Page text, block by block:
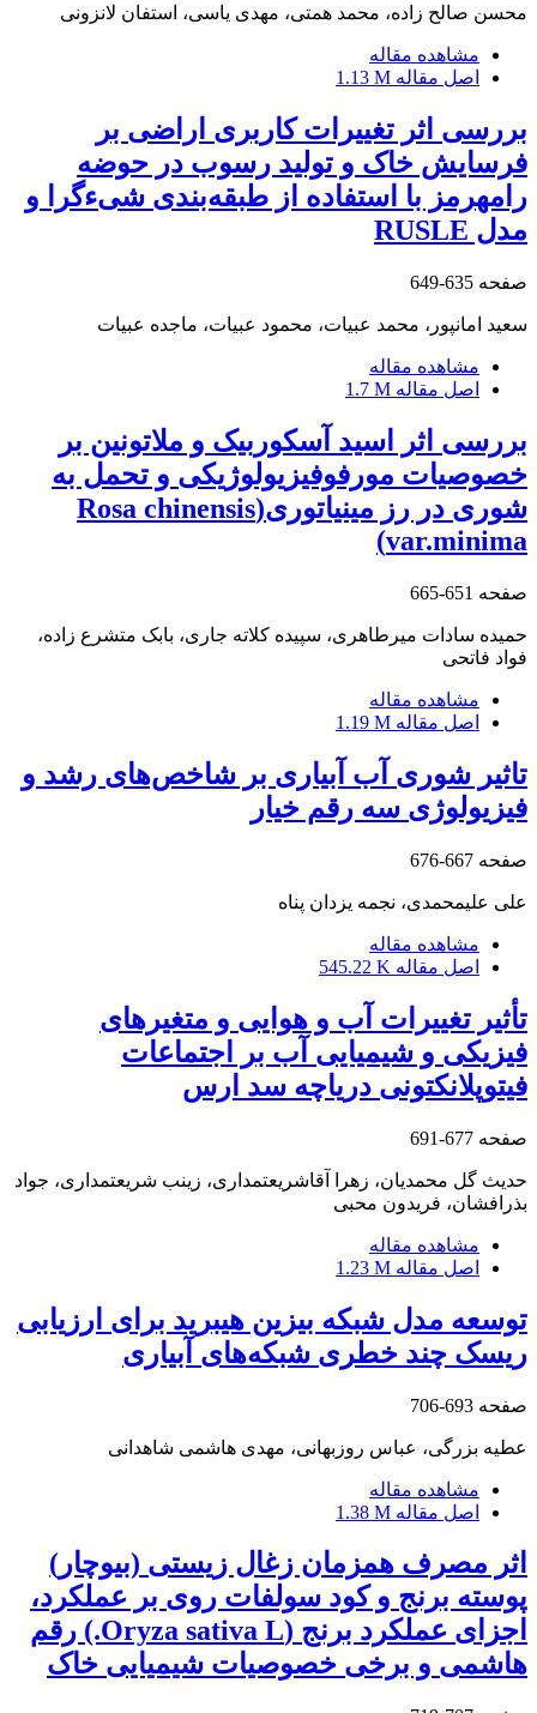
محسن صالح زاده، محمد همتی، مهدی یاسی، استفان لانزونی
مشاهده مقاله
اصل مقاله 1.13 M
بررسی اثر تغییرات کاربری اراضی بر
فرسایش خاک و تولید رسوب در حوضه
رامهرمز با استفاده از طبقه‌بندی شیءگرا و
مدل RUSLE
صفحه 635-649
سعید امانپور، محمد عبیات، محمود عبیات، ماجده عبیات
مشاهده مقاله
اصل مقاله 1.7 M
بررسی اثر اسید آسکوربیک و ملاتونین بر
خصوصیات مورفوفیزیولوژیکی و تحمل به
شوری در رز مینیاتوری(Rosa chinensis
var.minima)
صفحه 651-665
حمیده سادات میرطاهری، سپیده کلاته جاری، بابک متشرع زاده،
فواد فاتحی
مشاهده مقاله
اصل مقاله 1.19 M
تاثیر شوری آب آبیاری بر شاخص‌های رشد و
فیزیولوژی سه رقم خیار
صفحه 667-676
علی علیمحمدی، نجمه یزدان پناه
مشاهده مقاله
اصل مقاله 545.22 K
تأثیر تغییرات آب و هوایی و متغیرهای
فیزیکی و شیمیایی آب بر اجتماعات
فیتوپلانکتونی دریاچه سد ارس
صفحه 677-691
حدیث گل محمدیان، زهرا آقاشریعتمداری، زینب شریعتمداری، جواد
بذرافشان، فریدون محبی
مشاهده مقاله
اصل مقاله 1.23 M
توسعه مدل شبکه بیزین هیبرید برای ارزیابی
ریسک چند خطری شبکه‌های آبیاری
صفحه 693-706
عطیه بزرگی، عباس روزبهانی، مهدی هاشمی شاهدانی
مشاهده مقاله
اصل مقاله 1.38 M
اثر مصرف همزمان زغال زیستی (بیوچار)
پوسته برنج و کود سولفات روی بر عملکرد،
اجزای عملکرد برنج (Oryza sativa L.) رقم
هاشمی و برخی خصوصیات شیمیایی خاک